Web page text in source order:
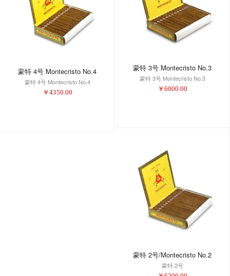
蒙特 4号 Montecristo No.4
蒙特 4号 Montecristo No.4
￥ 4350.00
蒙特 3号 Montecristo No.3
蒙特 3号 Montecristo No.3
￥ 6000.00
蒙特 2号/Montecristo No.2
蒙特 2号